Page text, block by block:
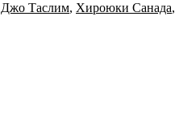
Джо Таслим, Хироюки Санада,